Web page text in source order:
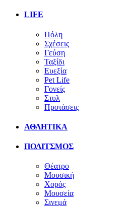
LIFE
Πόλη
Σχέσεις
Γεύση
Ταξίδι
Ευεξία
Pet Life
Γονείς
Στυλ
Προτάσεις
ΑΘΛΗΤΙΚΑ
ΠΟΛΙΤΣΜΟΣ
Θέατρο
Μουσική
Χορός
Μουσεία
Σινεμά